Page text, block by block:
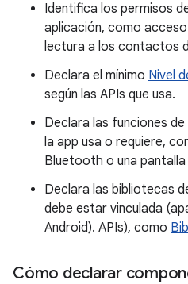
Identifica los permisos
aplicación, como
lectura a los contactos
Declara el mínimo Nivel
según las APIs que usa.
Declara las funciones
la app usa o requiere,
Bluetooth o una
Declara las bibliotecas
debe estar vinculada
Android). APIs), como
Cómo declarar